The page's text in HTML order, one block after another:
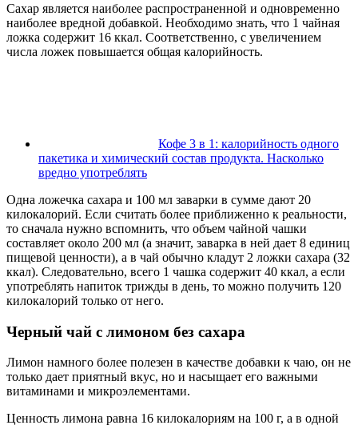
Сахар является наиболее распространенной и одновременно
наиболее вредной добавкой. Необходимо знать, что 1 чайная
ложка содержит 16 ккал. Соответственно, с увеличением
числа ложек повышается общая калорийность.
Кофе 3 в 1: калорийность одного
пакетика и химический состав продукта. Насколько
вредно употреблять
Одна ложечка сахара и 100 мл заварки в сумме дают 20
килокалорий. Если считать более приближенно к реальности,
то сначала нужно вспомнить, что объем чайной чашки
составляет около 200 мл (а значит, заварка в ней дает 8 единиц
пищевой ценности), а в чай обычно кладут 2 ложки сахара (32
ккал). Следовательно, всего 1 чашка содержит 40 ккал, а если
употреблять напиток трижды в день, то можно получить 120
килокалорий только от него.
Черный чай с лимоном без сахара
Лимон намного более полезен в качестве добавки к чаю, он не
только дает приятный вкус, но и насыщает его важными
витаминами и микроэлементами.
Ценность лимона равна 16 килокалориям на 100 г, а в одной